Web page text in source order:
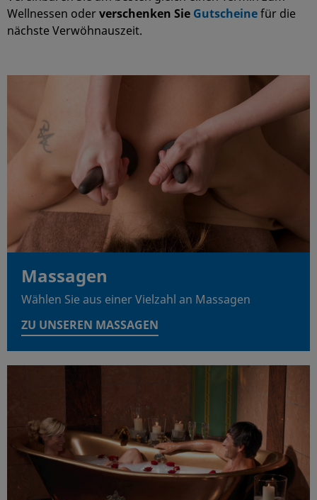
Wellnessen oderverschenken Sie Gutscheinefür die
nächste Verwöhnauszeit.
Massagen
Wählen Sie aus einer Vielzahl an Massagen
ZU UNSEREN MASSAGEN